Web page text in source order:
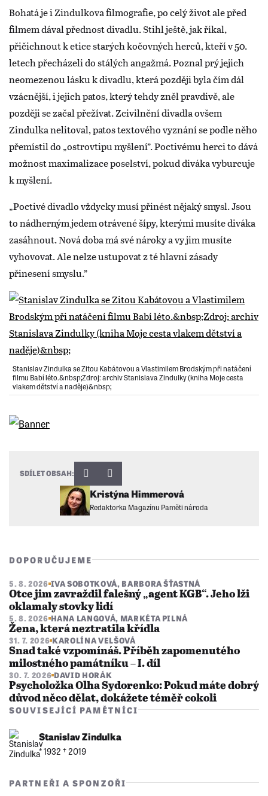
Bohatá je i Zindulkova filmografie, po celý život ale před
filmem dával přednost divadlu. Stihl ještě, jak říkal,
přičichnout k etice starých kočovných herců, kteří v 50.
letech přecházeli do stálých angažmá. Poznal prý jejich
neomezenou lásku k divadlu, která později byla čím dál
vzácnější, i jejich patos, který tehdy zněl pravdivě, ale
později se začal přežívat. Zcivilnění divadla ovšem
Zindulka nelitoval, patos textového vyznání se podle něho
přemístil do „ostrovtipu myšlení”. Poctivému herci to dává
možnost maximalizace poselství, pokud diváka vyburcuje
k myšlení.
„Poctivé divadlo vždycky musí přinést nějaký smysl. Jsou
to nádherným jedem otrávené šípy, kterými musíte diváka
zasáhnout. Nová doba má své nároky a vy jim musíte
vyhovovat. Ale nelze ustupovat z té hlavní zásady
přinesení smyslu.”
Stanislav Zindulka se Zitou Kabátovou a Vlastimilem Brodským při natáčení
filmu Babí léto.&nbsp;Zdroj: archiv Stanislava Zindulky (kniha Moje cesta
vlakem dětství a naděje)&nbsp;
Kristýna Himmerová
Redaktorka Magazínu Paměti národa
SDÍLET OBSAH:
DOPORUČUJEME
5. 8. 2026 IVA SOBOTKOVÁ, BARBORA ŠŤASTNÁ
Otce jim zavraždil falešný „agent KGB“. Jeho lži
oklamaly stovky lidí
5. 8. 2026 HANA LANGOVÁ, MARKÉTA PILNÁ
Žena, která neztratila křídla
31. 7. 2026 KAROLÍNA VELŠOVÁ
Snad také vzpomínáš. Příběh zapomenutého
milostného památníku – I. díl
30. 7. 2026 DAVID HORÁK
Psycholožka Olha Sydorenko: Pokud máte dobrý
důvod něco dělat, dokážete téměř cokoli
SOUVISEJÍCÍ PAMĚTNÍCI
Stanislav Zindulka
* 1932 †︎ 2019
PARTNEŘI A SPONZOŘI